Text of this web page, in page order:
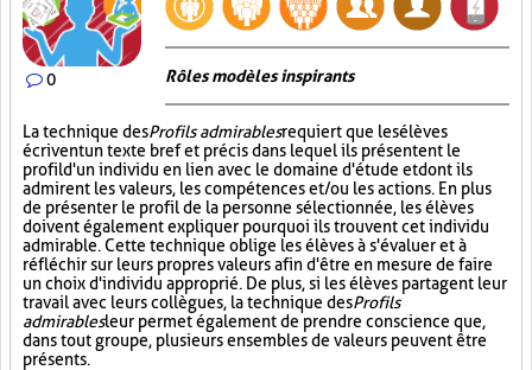
0 Rôles modèles inspirants
La technique desProfils admirablesrequiert que les élèves
écrivent un texte bref et précis dans lequel ils présentent le
profil d'un individu en lien avec le domaine d'étude et dont ils
admirent les valeurs, les compétences et/ou les actions. En plus
de présenter le profil de la personne sélectionnée, les élèves
doivent également expliquer pourquoi ils trouvent cet individu
admirable. Cette technique oblige les élèves à s'évaluer et à
réfléchir sur leurs propres valeurs afin d'être en mesure de faire
un choix d'individu approprié. De plus, si les élèves partagent leur
travail avec leurs collègues, la technique desProfils
admirablesleur permet également de prendre conscience que,
dans tout groupe, plusieurs ensembles de valeurs peuvent être
présents.